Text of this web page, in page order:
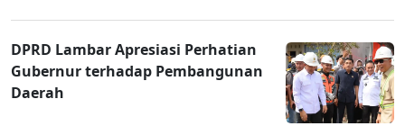
DPRD Lambar Apresiasi Perhatian
Gubernur terhadap Pembangunan
Daerah